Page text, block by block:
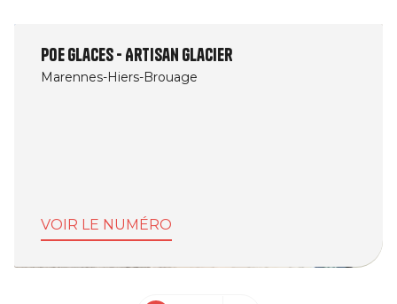
Poe Glaces - Artisan Glacier
Marennes-Hiers-Brouage
VOIR LE NUMÉRO